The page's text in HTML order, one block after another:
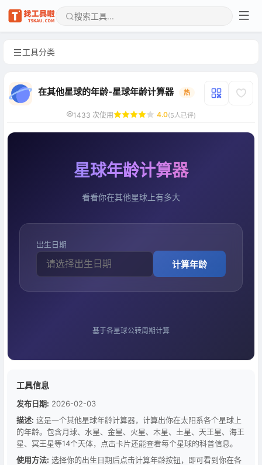
工具分类
在其他星球的年龄-星球年龄计算器 热
1433 次使用 4.0(5人已评)
星球年龄计算器
看看你在其他星球上有多大
出生日期
计算年龄
基于各星球公转周期计算
工具信息
发布日期: 2026-02-03
描述: 这是一个其他星球年龄计算器，计算出你在太阳系各个星球上
的年龄。包含月球、水星、金星、火星、木星、土星、天王星、海王
星、冥王星等14个天体，点击卡片还能查看每个星球的科普信息。
使用方法: 选择你的出生日期后点击计算年龄按钮，即可看到你在各